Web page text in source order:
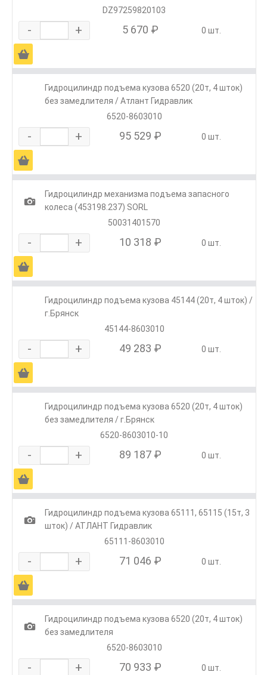
DZ97259820103
- + 5 670 ₽ 0 шт.
Ä
Гидроцилиндр подъема кузова 6520 (20т, 4 шток)
без замедлителя / Атлант Гидравлик
6520-8603010
- + 95 529 ₽ 0 шт.
Ä
1
Гидроцилиндр механизма подъема запасного
колеса (453198.237) SORL
50031401570
- + 10 318 ₽ 0 шт.
Ä
Гидроцилиндр подъема кузова 45144 (20т, 4 шток) /
г.Брянск
45144-8603010
- + 49 283 ₽ 0 шт.
Ä
Гидроцилиндр подъема кузова 6520 (20т, 4 шток)
без замедлителя / г.Брянск
6520-8603010-10
- + 89 187 ₽ 0 шт.
Ä
1
Гидроцилиндр подъема кузова 65111, 65115 (15т, 3
шток) / АТЛАНТ Гидравлик
65111-8603010
- + 71 046 ₽ 0 шт.
Ä
1
Гидроцилиндр подъема кузова 6520 (20т, 4 шток)
без замедлителя
6520-8603010
- + 70 933 ₽ 0 шт.